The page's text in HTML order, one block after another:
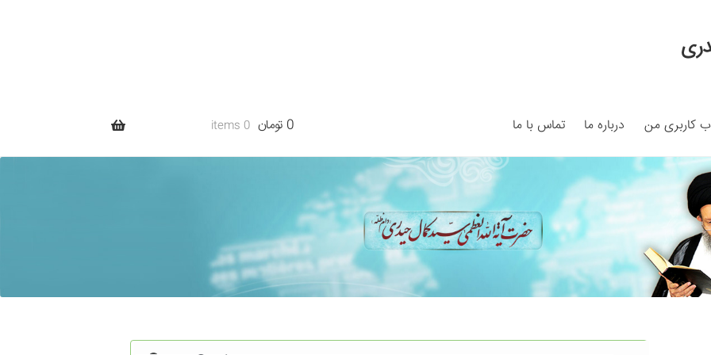
کاربری من درباره ما تماس با ما
My
Search Results
Shop برگه نمونه برگه نمونه بلاگ پرداخت
سبد خرید قوانین و مقررات
0 تومان 0 items